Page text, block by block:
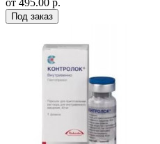
от 495.00 р.
Под заказ